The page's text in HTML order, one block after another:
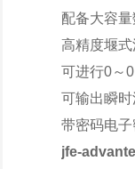
配备大容
高精度堰
可进行0～
可输出瞬
带密码电
jfe-